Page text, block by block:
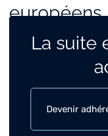
européens
01.07.2026
La suite
Devenir